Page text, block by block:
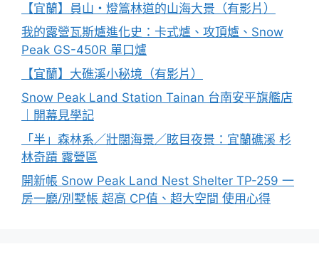
【宜蘭】員山・燈篙林道的山海大景（有影片）
我的露營瓦斯爐進化史：卡式爐、攻頂爐、Snow
Peak GS-450R 單口爐
【宜蘭】大礁溪小秘境（有影片）
Snow Peak Land Station Tainan 台南安平旗艦店
｜開幕見學記
「半」森林系／壯闊海景／眩目夜景：宜蘭礁溪 杉
林奇蹟 露營區
開新帳 Snow Peak Land Nest Shelter TP-259 一
房一廳/別墅帳 超高 CP值、超大空間 使用心得